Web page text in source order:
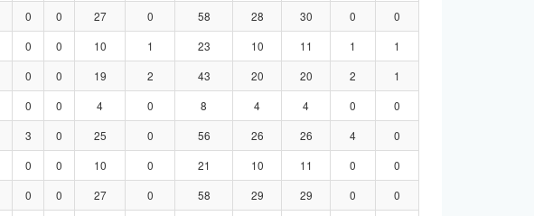
0 0 27 0 58 28 30 0
0
0 0 10 1 23 10 11 1
1
0 0 19 2 43 20 20 2
1
0 0 4 0 8 4 4 0
0
3 0 25 0 56 26 26 4
0
0 0 10 0 21 10 11 0
0
0 0 27 0 58 29 29 0
0